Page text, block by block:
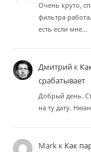
Очень круто,
фильтра
есть если мне…
Дмитрийк
срабатывает
Добрый день.
на ту дату.
Markк Как